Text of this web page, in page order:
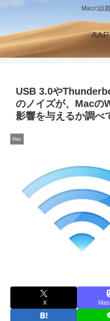
Macの話
USB 3.0や
のノイズが、Macの
影響を与えるか調べ
Mac
X